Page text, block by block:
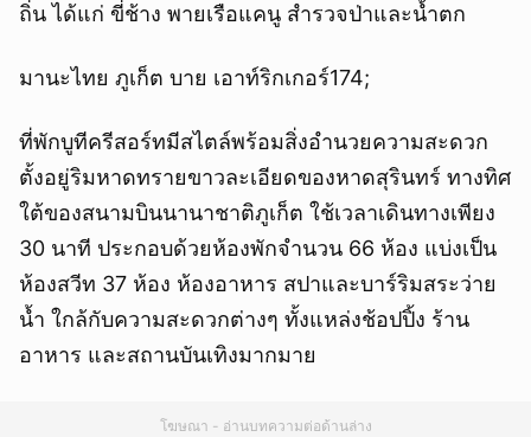
ถิ่น ได้แก่ ขี่ช้าง พายเรือแคนู สำรวจป่าและน้ำตก
มานะไทย ภูเก็ต บาย เอาท์ริกเกอร์174;
ที่พักบูทีครีสอร์ทมีสไตล์พร้อมสิ่งอำนวยความสะดวก
ตั้งอยู่ริมหาดทรายขาวละเอียดของหาดสุรินทร์ ทางทิศ
ใต้ของสนามบินนานาชาติภูเก็ต ใช้เวลาเดินทางเพียง
30 นาที ประกอบด้วยห้องพักจำนวน 66 ห้อง แบ่งเป็น
ห้องสวีท 37 ห้อง ห้องอาหาร สปาและบาร์ริมสระว่าย
น้ำ ใกล้กับความสะดวกต่างๆ ทั้งแหล่งช้อปปิ้ง ร้าน
อาหาร และสถานบันเทิงมากมาย
โฆษณา - อ่านบทความต่อด้านล่าง